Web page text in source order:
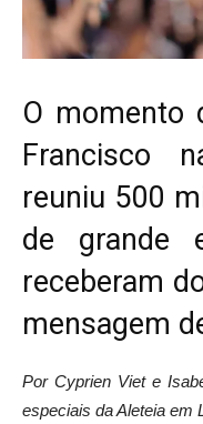
O momento
Francisco
reuniu 500
de grande
receberam
mensagem
Por Cyprien Viet e
especiais da Aleteia em